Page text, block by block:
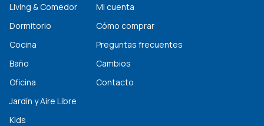
Living & Comedor
Dormitorio
Cocina
Baño
Oficina
Jardín y Aire Libre
Kids
Mi cuenta
Cómo comprar
Preguntas frecuentes
Cambios
Contacto